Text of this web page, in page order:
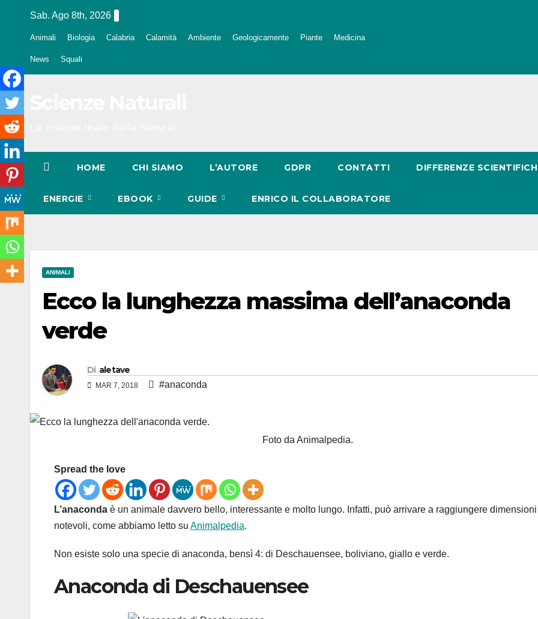
Sab. Ago 8th, 2026
Animali Biologia Calabria Calamità Ambiente Geologicamente Piante Medicina
News Squali
HOME CHI SIAMO L’AUTORE GDPR CONTATTI DIFFERENZE
ENERGIE EBOOK GUIDE ENRICO IL COLLABORATORE
ANIMALI
Ecco la lunghezza massima dell’anaconda
verde
Di aletave
MAR 7, 2018 #anaconda
Foto da Animalpedia.
Spread the love
L’anaconda è un animale davvero bello, interessante e molto lungo. Infatti, può arrivare a raggiungere dimensioni
notevoli, come abbiamo letto su Animalpedia.
Non esiste solo una specie di anaconda, bensì 4: di Deschauensee, boliviano, giallo e verde.
Anaconda di Deschauensee